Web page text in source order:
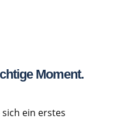
Moment.
ein erstes